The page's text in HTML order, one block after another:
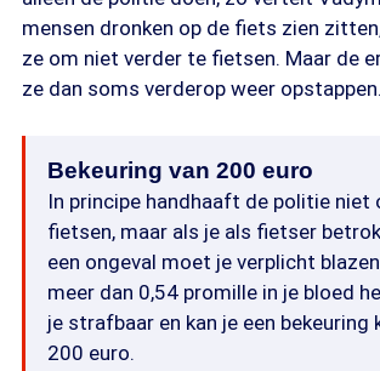
mensen dronken op de fiets zien
ze om niet verder te fietsen. Maar de
ze dan soms verderop weer
Bekeuring van 200 euro
In principe handhaaft de politie niet
fietsen, maar als je als fietser
een ongeval moet je verplicht
meer dan 0,54 promille in je bloed
je strafbaar en kan je een bekeuring
200 euro.